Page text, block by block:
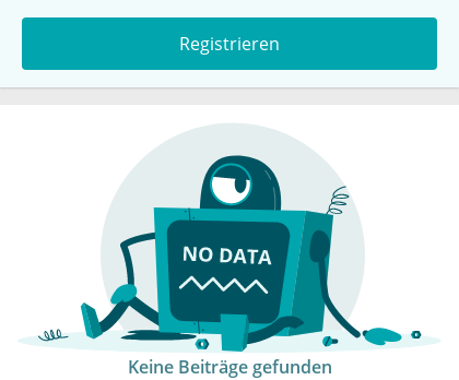
Registrieren
Keine Beiträge gefunden